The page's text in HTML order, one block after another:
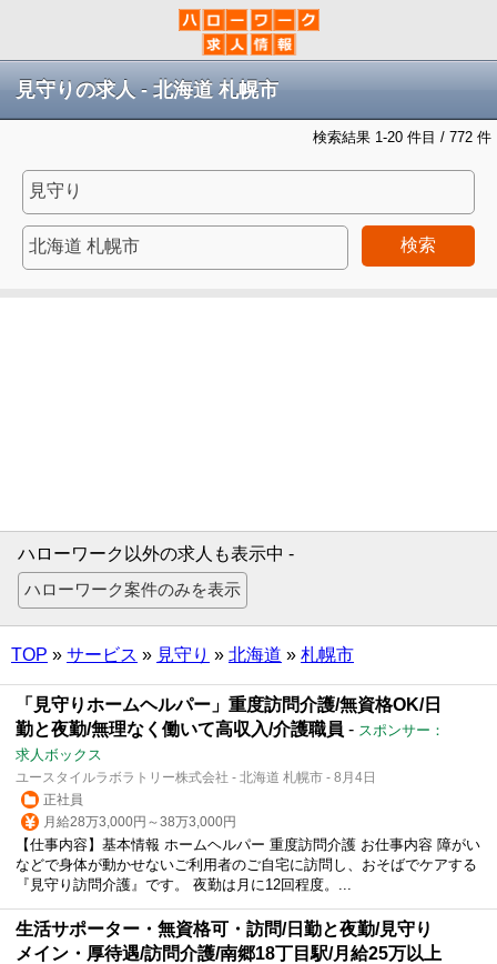
見守りの求人 - 北海道 札幌市
検索結果 1-20 件目 / 772 件
検索
ハローワーク以外の求人も表示中 -
TOP » サービス » 見守り » 北海道 » 札幌市
「見守りホームヘルパー」重度訪問介護/無資格OK/日
勤と夜勤/無理なく働いて高収入/介護職員 - スポンサー：
求人ボックス
ユースタイルラボラトリー株式会社 - 北海道 札幌市 - 8月4日
正社員
月給28万3,000円～38万3,000円
【仕事内容】基本情報 ホームヘルパー 重度訪問介護 お仕事内容 障がい
などで身体が動かせないご利用者のご自宅に訪問し、おそばでケアする
『見守り訪問介護』です。 夜勤は月に12回程度。...
生活サポーター・無資格可・訪問/日勤と夜勤/見守り
メイン・厚待遇/訪問介護/南郷18丁目駅/月給25万以上